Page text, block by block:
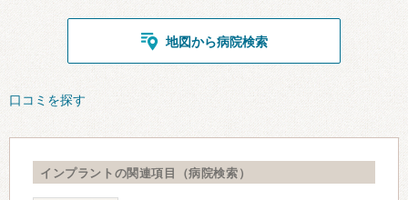
地図から病院検索
口コミを探す
インプラントの関連項目（病院検索）